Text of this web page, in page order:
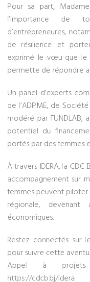
Pour sa part,
l’importance de
d’entrepreneures,
de résilience et
exprimé le vœu que le
permette de répondre
Un panel d’experts
de l’ADPME, de
modéré par
potentiel du
portés par des femmes
À travers IDERA, la
accompagnement sur
femmes peuvent
régionale, devenant
économiques.
Restez connectés sur
pour suivre cette
Appel à projets
https://cdcb.bj/idera